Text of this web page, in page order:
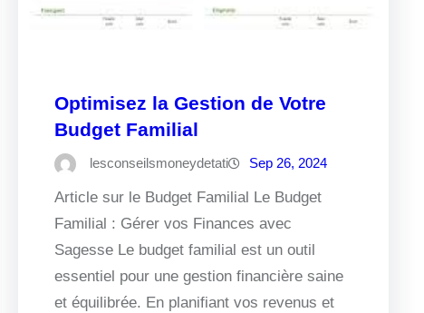
Optimisez la Gestion de Votre
Budget Familial
lesconseilsmoneydetati Sep 26, 2024
Article sur le Budget Familial Le Budget
Familial : Gérer vos Finances avec
Sagesse Le budget familial est un outil
essentiel pour une gestion financière saine
et équilibrée. En planifiant vos revenus et